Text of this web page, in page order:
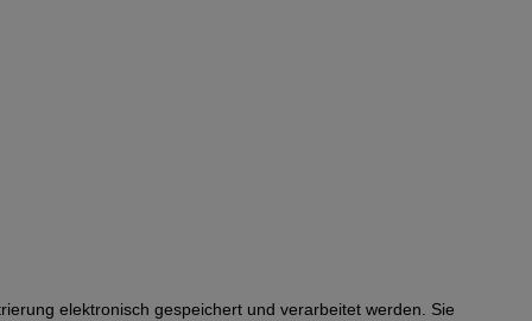
elektronisch gespeichert und verarbeitet werden. Sie